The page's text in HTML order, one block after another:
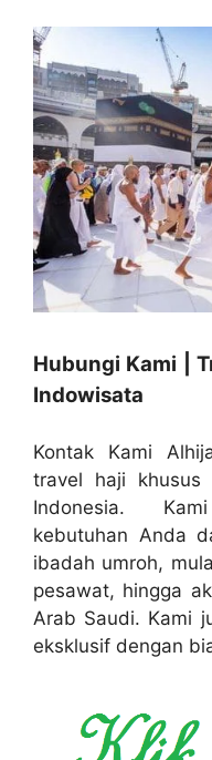
Hubungi Kami |
Indowisata
Kontak Kami
travel haji khusus
Indonesia.
kebutuhan Anda
ibadah umroh,
pesawat, hingga
Arab Saudi. Kami
eksklusif dengan